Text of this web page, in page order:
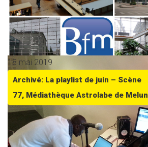
18 mai 2019
Archivé: La playlist de juin – Scène
77, Médiathèque Astrolabe de Melun